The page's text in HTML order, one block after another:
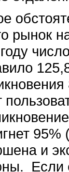
рынок
и
Если